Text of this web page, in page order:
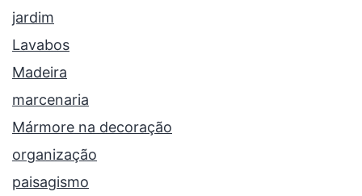
jardim
Lavabos
Madeira
marcenaria
Mármore na decoração
organização
paisagismo